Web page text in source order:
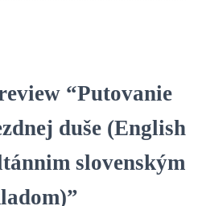
“Putovanie
duše (English
slovenským